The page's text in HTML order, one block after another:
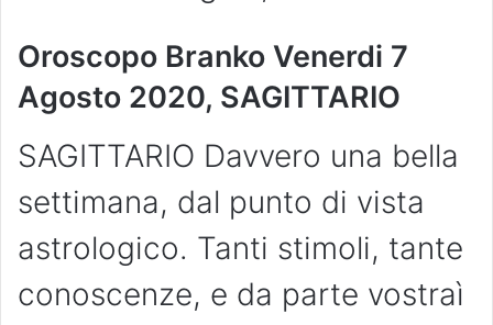
Oroscopo Branko Venerdi 7
Agosto 2020, SAGITTARIO
SAGITTARIO Davvero una bella
settimana, dal punto di vista
astrologico. Tanti stimoli, tante
conoscenze, e da parte vostraì